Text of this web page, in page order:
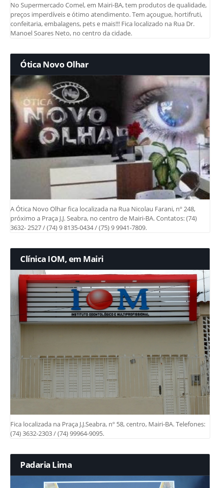
No Supermercado Comel, em Mairi-BA, tem produtos de qualidade,
preços imperdíveis e ótimo atendimento. Tem açougue, hortifruti,
confeitaria, embalagens, pets e mais!!! Fica localizado na Rua Dr.
Manoel Soares Neto, no centro da cidade.
Ótica Novo Olhar
A Ótica Novo Olhar fica localizada na Rua Nicolau Farani, nº 248,
próximo a Praça J.J. Seabra, no centro de Mairi-BA. Contatos: (74)
3632- 2527 / (74) 9 8135-0434 / (75) 9 9941-7809.
Clínica IOM, em Mairi
Fica localizada na Praça J.J.Seabra, nº 58, centro, Mairi-BA. Telefones:
(74) 3632-2303 / (74) 99964-9095.
Padaria Lima